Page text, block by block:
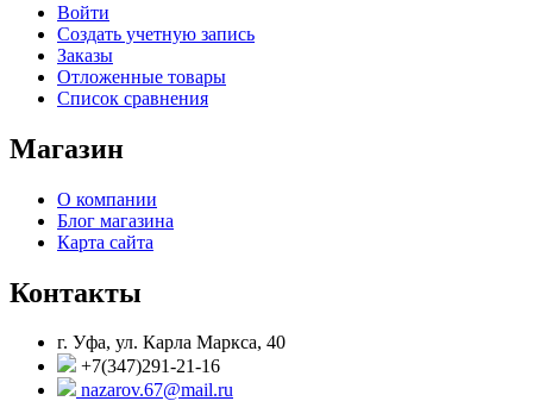
Войти
Создать учетную запись
Заказы
Отложенные товары
Список сравнения
Магазин
О компании
Блог магазина
Карта сайта
Контакты
г. Уфа, ул. Карла Маркса, 40
+7(347)291-21-16
nazarov.67@mail.ru